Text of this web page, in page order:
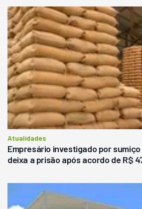
Atualidades
Empresário investigado por
deixa a prisão após acordo de R$